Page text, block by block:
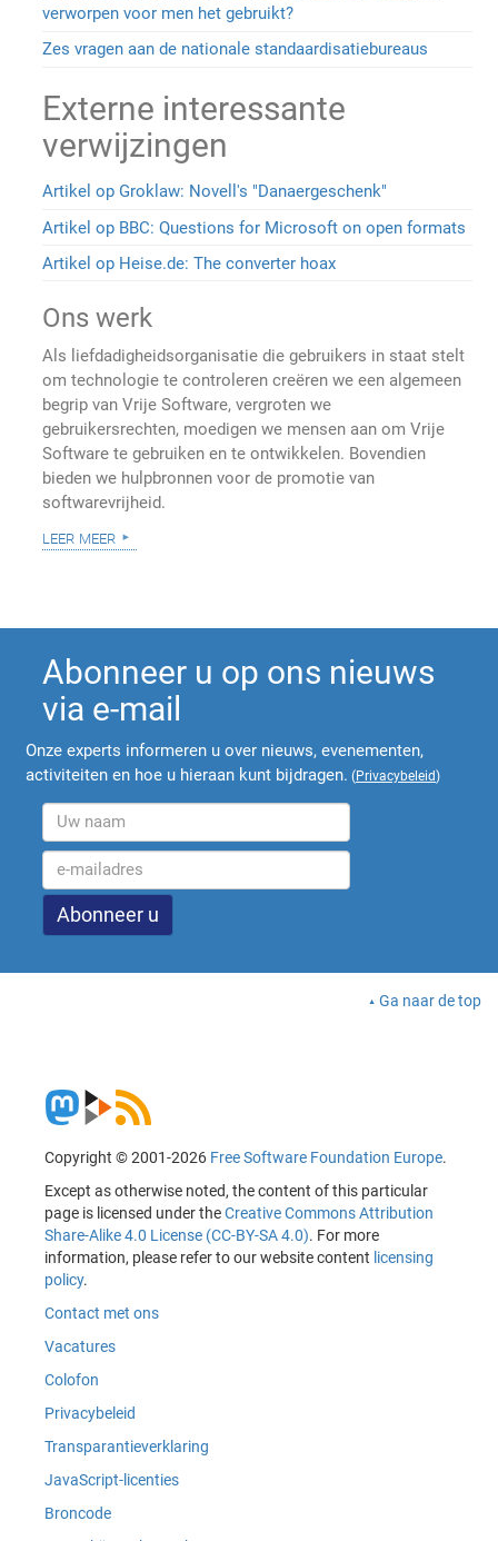
verworpen voor men het gebruikt?
Zes vragen aan de nationale standaardisatiebureaus
Externe interessante
verwijzingen
Artikel op Groklaw: Novell's "Danaergeschenk"
Artikel op BBC: Questions for Microsoft on open formats
Artikel op Heise.de: The converter hoax
Ons werk
Als liefdadigheidsorganisatie die gebruikers in staat stelt
om technologie te controleren creëren we een algemeen
begrip van Vrije Software, vergroten we
gebruikersrechten, moedigen we mensen aan om Vrije
Software te gebruiken en te ontwikkelen. Bovendien
bieden we hulpbronnen voor de promotie van
softwarevrijheid.
leer meer
Abonneer u op ons nieuws
via e-mail
Onze experts informeren u over nieuws, evenementen,
activiteiten en hoe u hieraan kunt bijdragen. (Privacybeleid)
Ga naar de top
Copyright © 2001-2026 Free Software Foundation Europe.
Except as otherwise noted, the content of this particular
page is licensed under theCreative Commons Attribution
Share-Alike 4.0 License (CC-BY-SA 4.0). For more
information, please refer to our website content licensing
policy.
Contact met ons
Vacatures
Colofon
Privacybeleid
Transparantieverklaring
JavaScript-licenties
Broncode